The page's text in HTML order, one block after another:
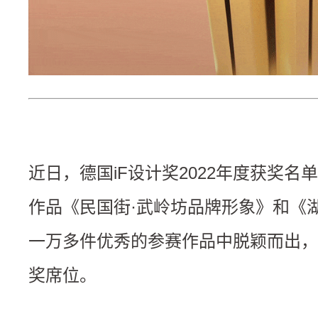
近日，德国iF设计奖2022年度获奖名
作品《民国街·武岭坊品牌形象》和《
一万多件优秀的参赛作品中脱颖而出
奖席位。